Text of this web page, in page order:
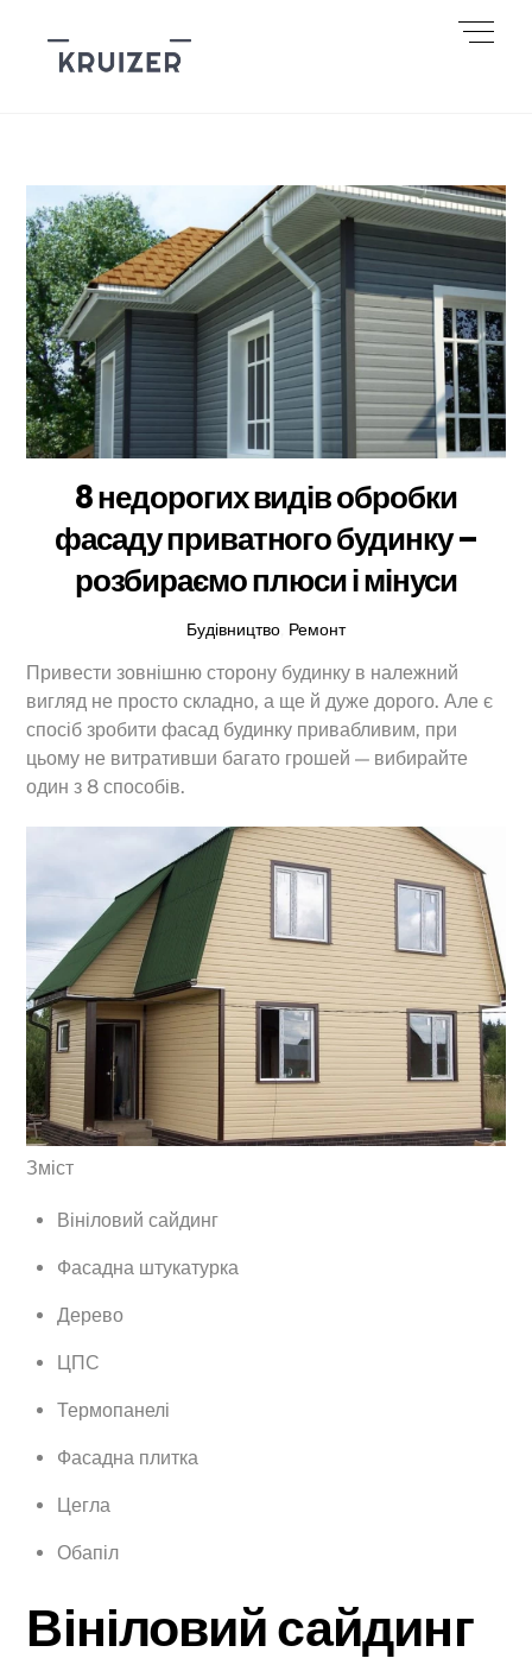
content
8 недорогих видів обробки
фасаду приватного будинку –
розбираємо плюси і мінуси
Будівництво Ремонт
Привести зовнішню сторону будинку в належний
вигляд не просто складно, а ще й дуже дорого. Але є
спосіб зробити фасад будинку привабливим, при
цьому не витративши багато грошей — вибирайте
один з 8 способів.
Зміст
Вініловий сайдинг
Фасадна штукатурка
Дерево
ЦПС
Термопанелі
Фасадна плитка
Цегла
Обапіл
Вініловий сайдинг